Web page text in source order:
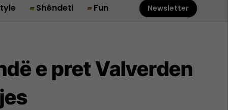
Shëndeti Fun Newsletter
e pret Valverden